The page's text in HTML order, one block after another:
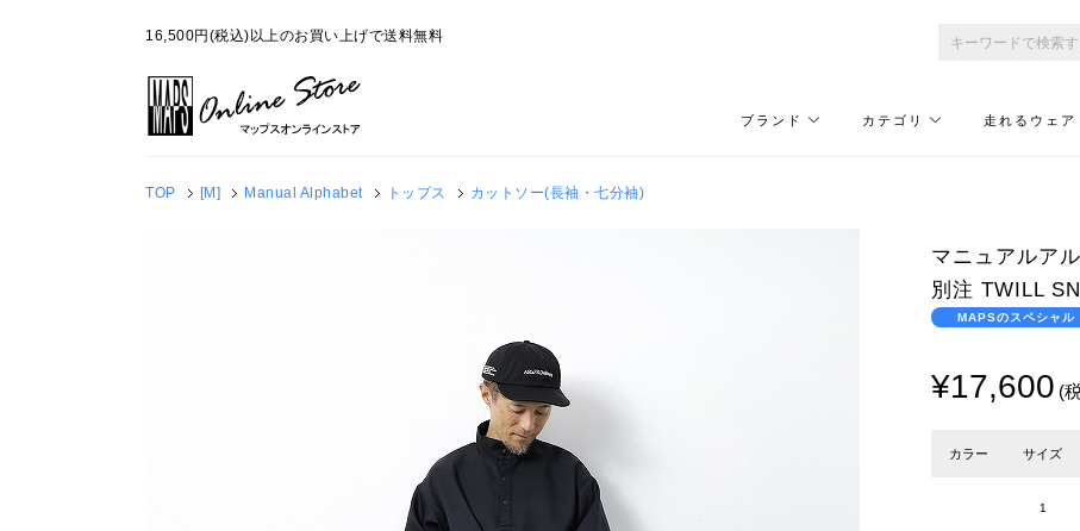
16,500円(税込)以上のお買い上げで送料無料
ブランド カテゴリ 走れるウェア
TOP [M] Manual Alphabet トップス カットソー(長袖・七分袖)
マニュアルア
別注 TWILL
MAPSのスペシャル
¥17,600 (
カラー サイズ
1